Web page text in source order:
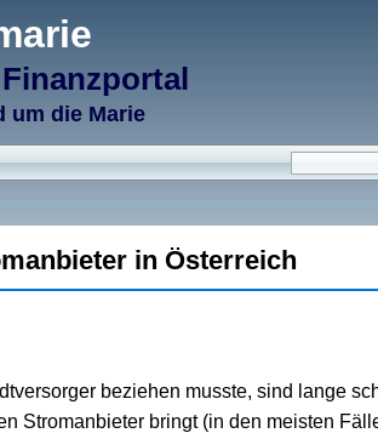
um die Marie
in Österreich
beziehen musste, sind lange
Stromanbieter bringt (in den meisten